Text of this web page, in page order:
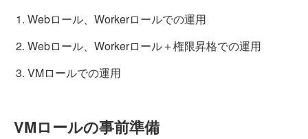
Webロール、Workerロールでの運用
Webロール、Workerロール＋権限昇格での運用
VMロールでの運用
VMロールの事前準備